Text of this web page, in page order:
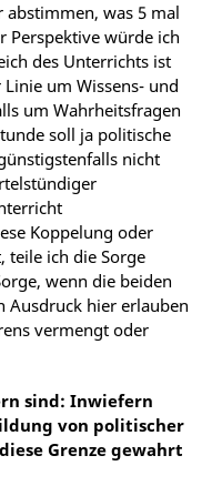
abstimmen, was 5 mal
Perspektive würde ich
des Unterrichts ist
um Wissens- und
um Wahrheitsfragen
soll ja politische
nicht
Koppelung oder
ich die Sorge
wenn die beiden
Ausdruck hier erlauben
vermengt oder
sind: Inwiefern
von politischer
Grenze gewahrt